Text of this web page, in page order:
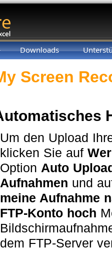
Downloads
Screen
Um den Upload
klicken Sie auf
Option Auto
Aufnahmen und
meine Aufnahme
FTP-Konto hoch
dem FTP-Server